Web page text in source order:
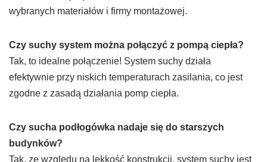
wybranych materiałów i firmy montażowej.
Czy suchy system można połączyć z pompą ciepła?
Tak, to idealne połączenie! System suchy działa
efektywnie przy niskich temperaturach zasilania, co jest
zgodne z zasadą działania pomp ciepła.
Czy sucha podłogówka nadaje się do starszych
budynków?
Tak, ze względu na lekkość konstrukcji, system suchy jest